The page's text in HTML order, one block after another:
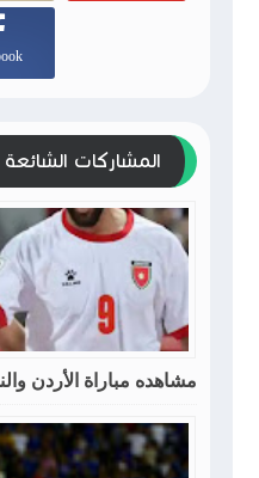
المشاركات الشائعة
مشاهده مباراة الأردن